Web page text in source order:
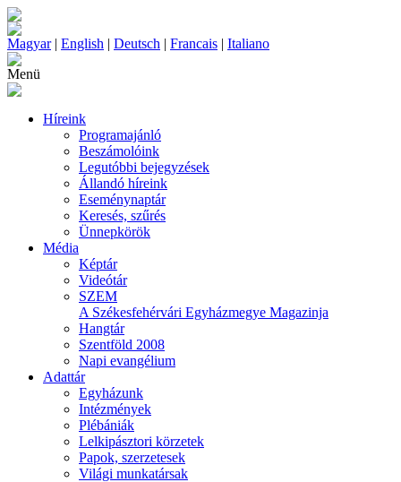
Magyar| English | Deutsch | Francais | Italiano
Menü
Híreink
Programajánló
Beszámolóink
Legutóbbi bejegyzések
Állandó híreink
Eseménynaptár
Keresés, szűrés
Ünnepkörök
Média
Képtár
Videótár
SZEM
A Székesfehérvári Egyházmegye Magazinja
Hangtár
Szentföld 2008
Napi evangélium
Adattár
Egyházunk
Intézmények
Plébániák
Lelkipásztori körzetek
Papok, szerzetesek
Világi munkatársak